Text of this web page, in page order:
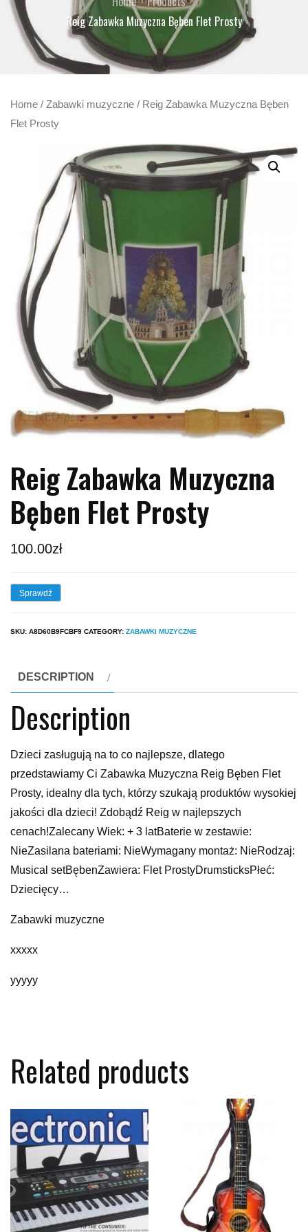
Reig Zabawka Muzyczna Bęben Flet Prosty
Home / Zabawki muzyczne / Reig Zabawka Muzyczna Bęben
Flet Prosty
Reig Zabawka Muzyczna
Bęben Flet Prosty
100.00zł
Sprawdź
SKU: A8D60B9FCBF9 CATEGORY: ZABAWKI MUZYCZNE
DESCRIPTION
Description
Dzieci zasługują na to co najlepsze, dlatego
przedstawiamy Ci Zabawka Muzyczna Reig Bęben Flet
Prosty, idealny dla tych, którzy szukają produktów wysokiej
jakości dla dzieci! Zdobądź Reig w najlepszych
cenach!Zalecany Wiek: + 3 latBaterie w zestawie:
NieZasilana bateriami: NieWymagany montaż: NieRodzaj:
Musical setBębenZawiera: Flet ProstyDrumsticksPłeć:
Dziecięcy…
Zabawki muzyczne
xxxxx
yyyyy
Related products